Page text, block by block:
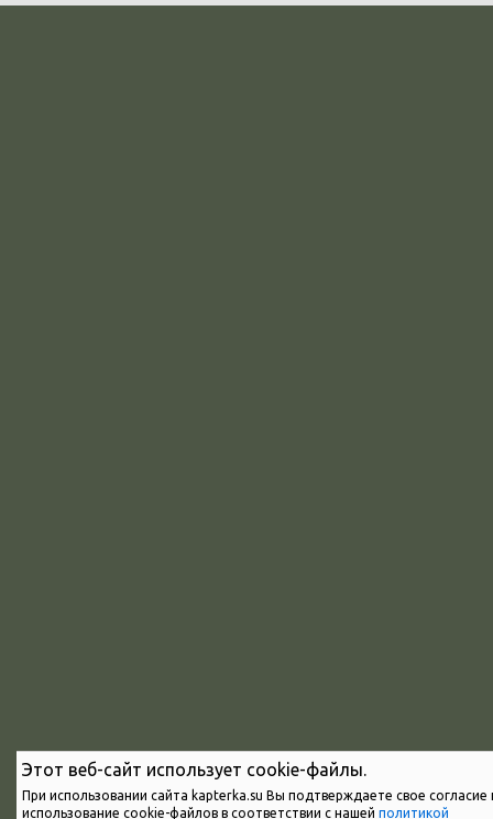
Этот веб-сайт использует cookie-файлы.
При использовании сайта kapterka.su Вы подтверждаете свое согласие
использование cookie-файлов в соответствии с нашей политикой